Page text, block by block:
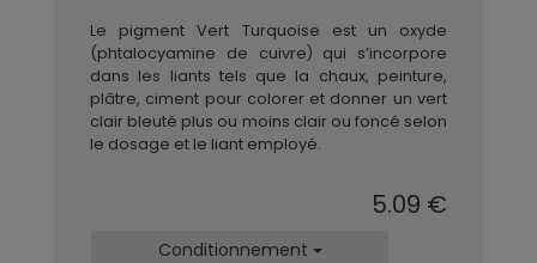
Le pigment Vert Turquoise est un oxyde
(phtalocyamine de cuivre) qui s’incorpore
dans les liants tels que la chaux, peinture,
plâtre, ciment pour colorer et donner un vert
clair bleuté plus ou moins clair ou foncé selon
le dosage et le liant employé.
5.09 €
Conditionnement